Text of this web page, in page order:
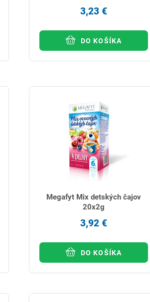
3,23 €
DO KOŠÍKA
Megafyt Mix detských čajov
20x2g
3,92 €
DO KOŠÍKA